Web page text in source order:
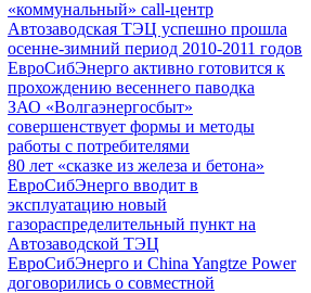
«коммунальный» call-центр
Автозаводская ТЭЦ успешно прошла
осенне-зимний период 2010-2011 годов
ЕвроСибЭнерго активно готовится к
прохождению весеннего паводка
ЗАО «Волгаэнергосбыт»
совершенствует формы и методы
работы с потребителями
80 лет «сказке из железа и бетона»
ЕвроСибЭнерго вводит в
эксплуатацию новый
газораспределительный пункт на
Автозаводской ТЭЦ
ЕвроСибЭнерго и China Yangtze Power
договорились о совместной